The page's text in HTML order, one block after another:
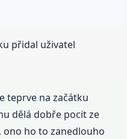
přidal uživatel
teprve na začátku
dělá dobře pocit ze
ono ho to zanedlouho